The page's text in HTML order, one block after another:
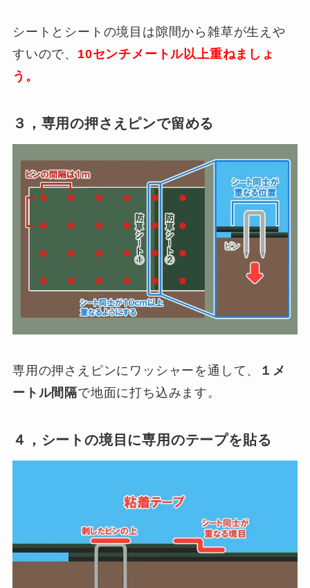
シートとシートの境目は隙間から雑草が生えや
すいので、 10センチメートル以上重ねましょ
う。
３，専用の押さえピンで留める
専用の押さえピンにワッシャーを通して、
１メ
ートル間隔で地面に打ち込みます。
４，シートの境目に専用のテープを貼る